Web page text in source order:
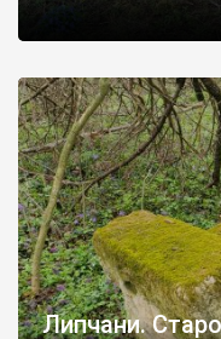
Липчани.